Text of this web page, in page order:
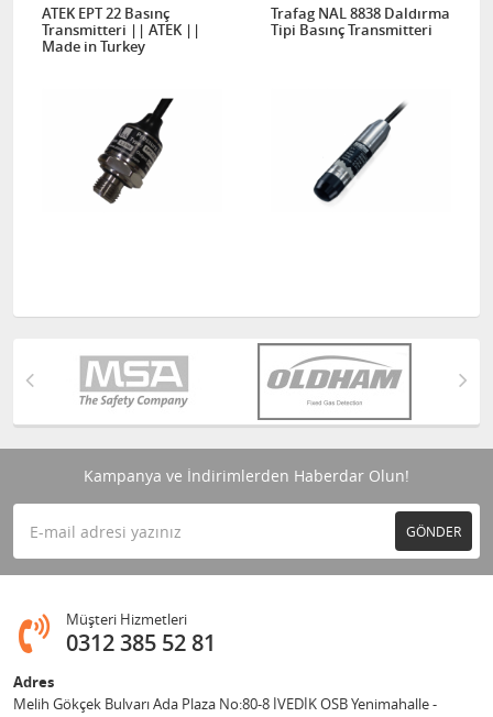
ATEK EPT 22 Basınç
Transmitteri || ATEK ||
Made in Turkey
Trafag NAL 8838 Daldırma
Tipi Basınç Transmitteri
Kampanya ve İndirimlerden Haberdar Olun!
GÖNDER
Müşteri Hizmetleri
0312 385 52 81
Adres
Melih Gökçek Bulvarı Ada Plaza No:80-8 İVEDİK OSB Yenimahalle -